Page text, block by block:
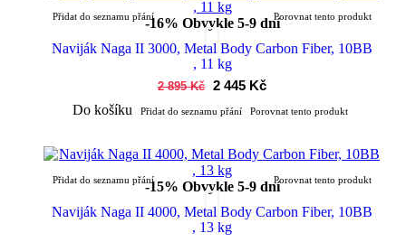
-16% Obvykle 5-9 dní
Přidat do seznamu přání Porovnat tento produkt
Naviják Naga II 3000, Metal Body Carbon Fiber, 10BB
, 11 kg
2 895 Kč 2 445 Kč
Do košíku
Přidat do seznamu přání Porovnat tento produkt
-15% Obvykle 5-9 dní
Přidat do seznamu přání Porovnat tento produkt
Naviják Naga II 4000, Metal Body Carbon Fiber, 10BB
, 13 kg